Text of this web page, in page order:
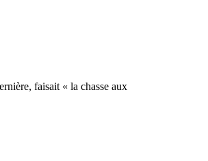
faisait « la chasse aux